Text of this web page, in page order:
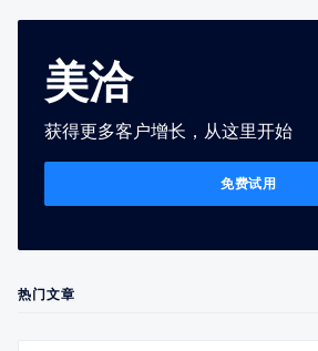
美洽
获得更多客户增长，从这里开始
免费试用
热门文章